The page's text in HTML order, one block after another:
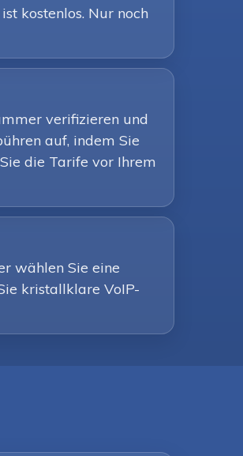
kostenlos. Nur noch
verifizieren und
auf, indem Sie
die Tarife vor Ihrem
wählen Sie eine
kristallklare VoIP-